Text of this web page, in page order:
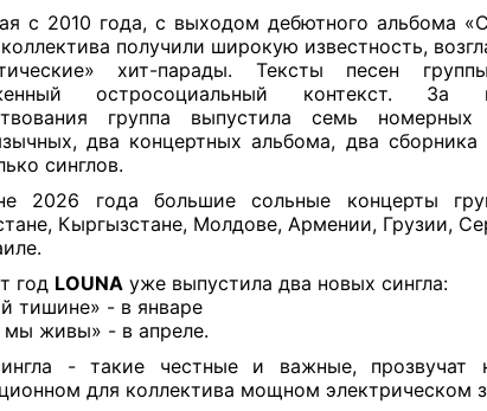
с 2010 года, с выходом дебютного альбома «
получили широкую известность,
хит-парады. Тексты песен
остросоциальный контекст. За
группа выпустила семь
два концертных альбома, два
синглов.
2026 года большие сольные концерты
Кыргызстане, Молдове, Армении, Грузии,
год LOUNA уже выпустила два новых сингла:
тишине» - в январе
мы живы» - в апреле.
- такие честные и важные, прозвучат
для коллектива мощном электрическом